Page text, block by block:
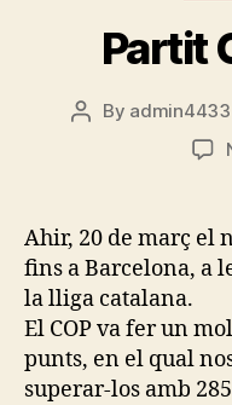
Partit
Post
By admin4433
Ahir, 20 de març el
fins a Barcelona, a
la lliga catalana.
El COP va fer un
punts, en el qual
superar-los amb